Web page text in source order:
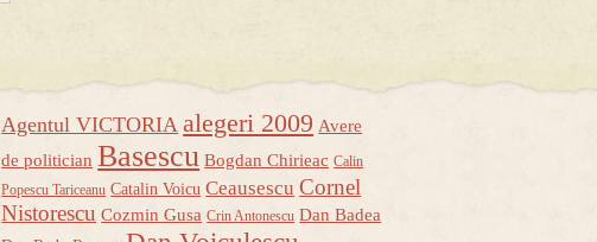
Agentul VICTORIA alegeri 2009 Avere
de politician Basescu Bogdan Chirieac Calin
Popescu Tariceanu Catalin Voicu Ceausescu Cornel
Nistorescu Cozmin Gusa Crin Antonescu Dan Badea